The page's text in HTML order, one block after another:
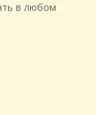
в любом